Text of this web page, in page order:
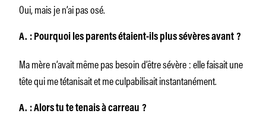
Oui, mais je n’ai pas osé.
A. : Pourquoi les parents étaient-ils plus sévères avant ?
Ma mère n’avait même pas besoin d’être sévère : elle faisait une
tête qui me tétanisait et me culpabilisait instantanément.
A. : Alors tu te tenais à carreau ?